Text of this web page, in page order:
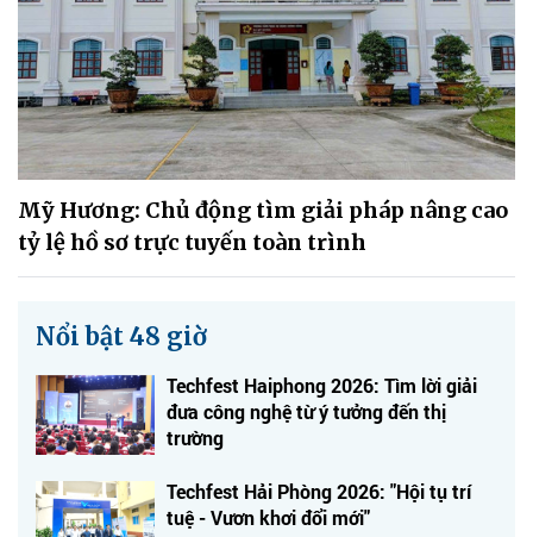
Mỹ Hương: Chủ động tìm giải pháp nâng cao
tỷ lệ hồ sơ trực tuyến toàn trình
Nổi bật 48 giờ
Techfest Haiphong 2026: Tìm lời giải
đưa công nghệ từ ý tưởng đến thị
trường
Techfest Hải Phòng 2026: "Hội tụ trí
tuệ - Vươn khơi đổi mới"